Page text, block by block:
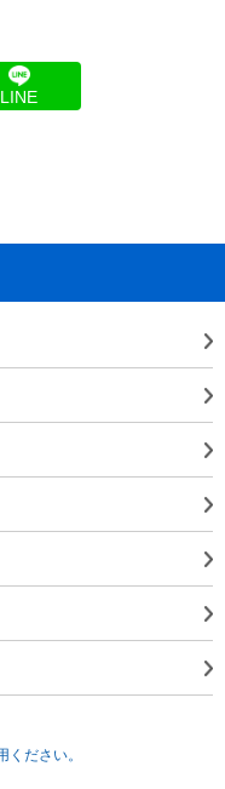
LINE
ださい。